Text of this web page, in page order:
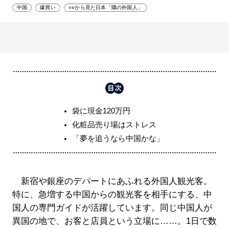
中国 爆買い ○○から見た日本「隣の外国人」
袋に現金120万円
化粧品売り場はストレス
「夢を追うなら中国かな」
新宿や銀座のデパートにあふれる外国人観光客。
特に、急増する中国からの観光客を相手にする、中
国人の専門ガイドが活躍しています。同じ中国人が
異国の地で、お客と店員という立場に……。1日で数